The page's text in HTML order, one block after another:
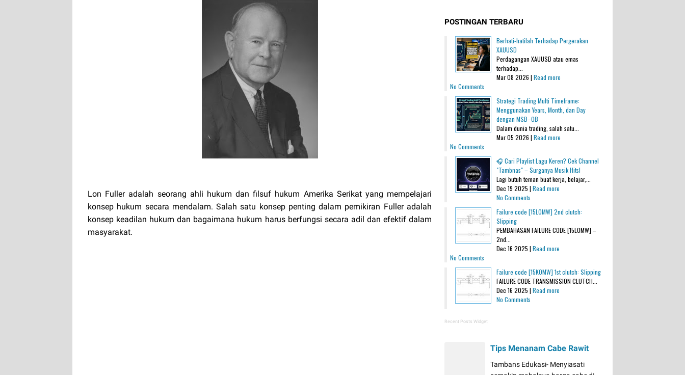
Lon Fuller adalah seorang ahli hukum dan filsuf hukum Amerika Serikat yang mempelajari
konsep hukum secara mendalam. Salah satu konsep penting dalam pemikiran Fuller adalah
konsep keadilan hukum dan bagaimana hukum harus berfungsi secara adil dan efektif dalam
masyarakat.
POSTINGAN TERBARU
Berhati-hatilah Terhadap Pergerakan
XAUUSD
Perdagangan XAUUSD atau emas
terhadap...
Mar 08 2026 | Read more
No Comments
Strategi Trading Multi Timeframe:
Menggunakan Years, Month, dan Day
dengan MSB–OB
Dalam dunia trading, salah satu...
Mar 05 2026 | Read more
No Comments
🎧 Cari Playlist Lagu Keren? Cek Channel
"Tambnas" – Surganya Musik Hits!
Lagi butuh teman buat kerja, belajar,...
Dec 19 2025 | Read more
No Comments
Failure code [15L0MW] 2nd clutch:
Slipping
PEMBAHASAN FAILURE CODE [15L0MW] –
2nd...
Dec 16 2025 | Read more
No Comments
Failure code [15K0MW] 1st clutch: Slipping
FAILURE CODE TRANSMISSION CLUTCH...
Dec 16 2025 | Read more
No Comments
Recent Posts Widget
Tips Menanam Cabe Rawit
Tambans Edukasi- Menyiasati